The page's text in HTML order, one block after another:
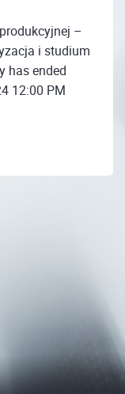
–
i studium
has ended
12:00 PM